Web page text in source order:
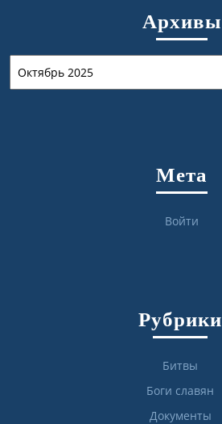
Архивы
Мета
Войти
Рубрики
Битвы
Боги славян
Документы